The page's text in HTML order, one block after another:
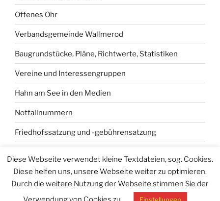
Offenes Ohr
Verbandsgemeinde Wallmerod
Baugrundstücke, Pläne, Richtwerte, Statistiken
Vereine und Interessengruppen
Hahn am See in den Medien
Notfallnummern
Friedhofssatzung und -gebührensatzung
Diese Webseite verwendet kleine Textdateien, sog. Cookies.
Diese helfen uns, unsere Webseite weiter zu optimieren.
Durch die weitere Nutzung der Webseite stimmen Sie der